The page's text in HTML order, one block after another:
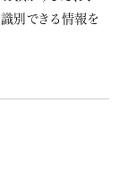
識別できる情報を